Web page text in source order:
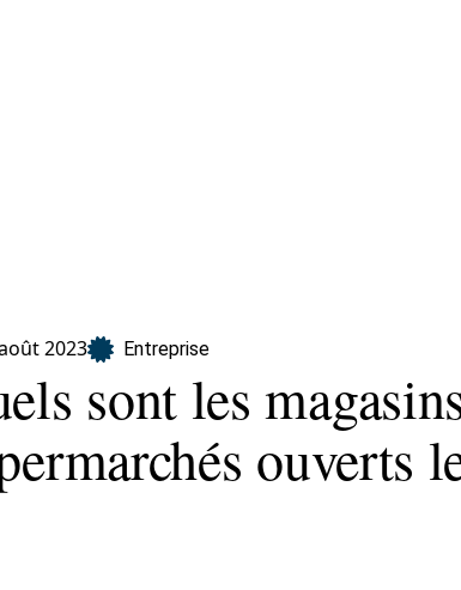
2023 Entreprise
sont les
ouverts